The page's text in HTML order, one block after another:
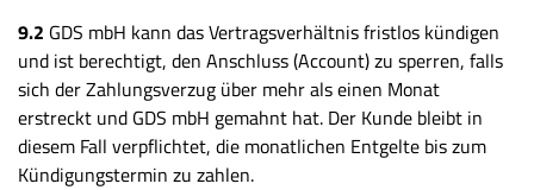
9.2 GDS mbH kann das Vertragsverhältnis fristlos kündigen
und ist berechtigt, den Anschluss (Account) zu sperren, falls
sich der Zahlungsverzug über mehr als einen Monat
erstreckt und GDS mbH gemahnt hat. Der Kunde bleibt in
diesem Fall verpflichtet, die monatlichen Entgelte bis zum
Kündigungstermin zu zahlen.